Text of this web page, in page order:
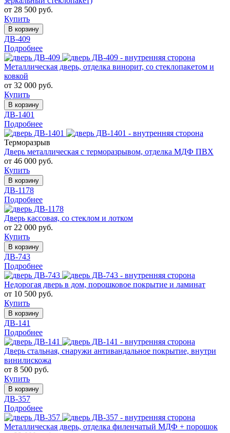
от 28 500 руб.
Купить
В корзину
ДВ-409
Подробнее
Металлическая дверь, отделка винорит, со стеклопакетом и
ковкой
от 32 000 руб.
Купить
В корзину
ДВ-1401
Подробнее
Терморазрыв
Дверь металлическая с терморазрывом, отделка МДФ ПВХ
от 46 000 руб.
Купить
В корзину
ДВ-1178
Подробнее
Дверь кассовая, со стеклом и лотком
от 22 000 руб.
Купить
В корзину
ДВ-743
Подробнее
Недорогая дверь в дом, порошковое покрытие и ламинат
от 10 500 руб.
Купить
В корзину
ДВ-141
Подробнее
Дверь стальная, снаружи антивандальное покрытие, внутри
винилискожа
от 8 500 руб.
Купить
В корзину
ДВ-357
Подробнее
Металлическая дверь, отделка филенчатый МДФ + порошок